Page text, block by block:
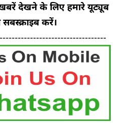
देखने के लिए हमारे यूट्यूब
करें।